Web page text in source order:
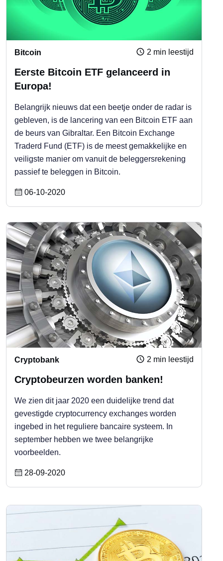
Bitcoin 2 min leestijd
Eerste Bitcoin ETF gelanceerd in
Europa!
Belangrijk nieuws dat een beetje onder de radar is
gebleven, is de lancering van een Bitcoin ETF aan
de beurs van Gibraltar. Een Bitcoin Exchange
Traderd Fund (ETF) is de meest gemakkelijke en
veiligste manier om vanuit de beleggersrekening
passief te beleggen in Bitcoin.
06-10-2020
Cryptobank 2 min leestijd
Cryptobeurzen worden banken!
We zien dit jaar 2020 een duidelijke trend dat
gevestigde cryptocurrency exchanges worden
ingebed in het reguliere bancaire systeem. In
september hebben we twee belangrijke
voorbeelden.
28-09-2020